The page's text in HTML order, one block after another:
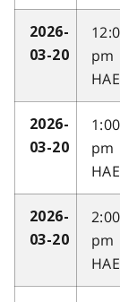
2026-
03-20
pm
HAE
2026-
03-20
1:00
pm
HAE
2026-
03-20
2:00
pm
HAE